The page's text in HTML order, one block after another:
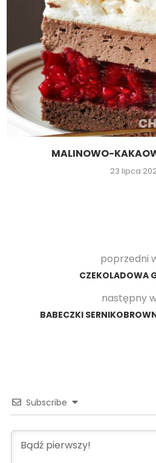
MALINOWO-
23 lipca
poprzedni
CZEKOLADOWA
następny
BABECZKI
Subscribe